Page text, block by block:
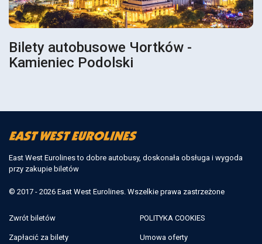
Bilety autobusowe Чortków -
Kamieniec Podolski
East West Eurolines to dobre autobusy, doskonała obsługa i wygoda
przy zakupie biletów
© 2017 - 2026 East West Eurolines. Wszelkie prawa zastrzeżone
Zwrót biletów
Zapłacić za bilety
POLITYKA COOKIES
Umowa oferty